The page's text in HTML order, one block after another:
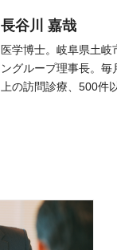
長谷川 嘉哉
医学博士。岐阜県土
ングループ理事長。
上の訪問診療、500件